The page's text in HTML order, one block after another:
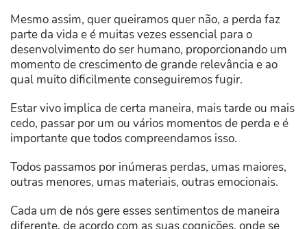
Mesmo assim, quer queiramos quer não, a perda faz
parte da vida e é muitas vezes essencial para o
desenvolvimento do ser humano, proporcionando um
momento de crescimento de grande relevância e ao
qual muito dificilmente conseguiremos fugir.
Estar vivo implica de certa maneira, mais tarde ou mais
cedo, passar por um ou vários momentos de perda e é
importante que todos compreendamos isso.
Todos passamos por inúmeras perdas, umas maiores,
outras menores, umas materiais, outras emocionais.
Cada um de nós gere esses sentimentos de maneira